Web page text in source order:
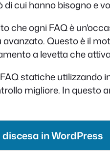
cui hanno bisogno e
che ogni FAQ è
Questo è il
a levetta che
statiche utilizzando
migliore. In questo
in WordPress